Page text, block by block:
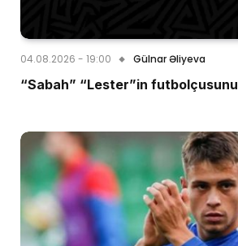
04.08.2026 - 19:00 Gülnar Əliyeva
“Sabah” “Lester”in futbolçusunu